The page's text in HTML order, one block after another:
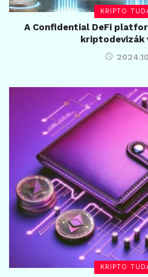
KRIPTO
A Confidential DeFi
kriptodevizák
KRIPTO